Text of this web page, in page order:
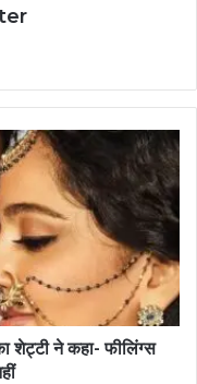
शेट्टी ने कहा- फीलिंग्स